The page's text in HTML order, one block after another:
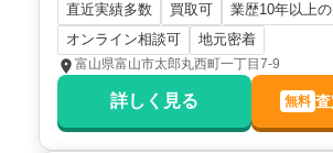
直近実績多数 買取可
業歴10年以上
オンライン相談可
地元密着
富山県富山市太郎丸西町一丁目7-9
詳しく見る 無料